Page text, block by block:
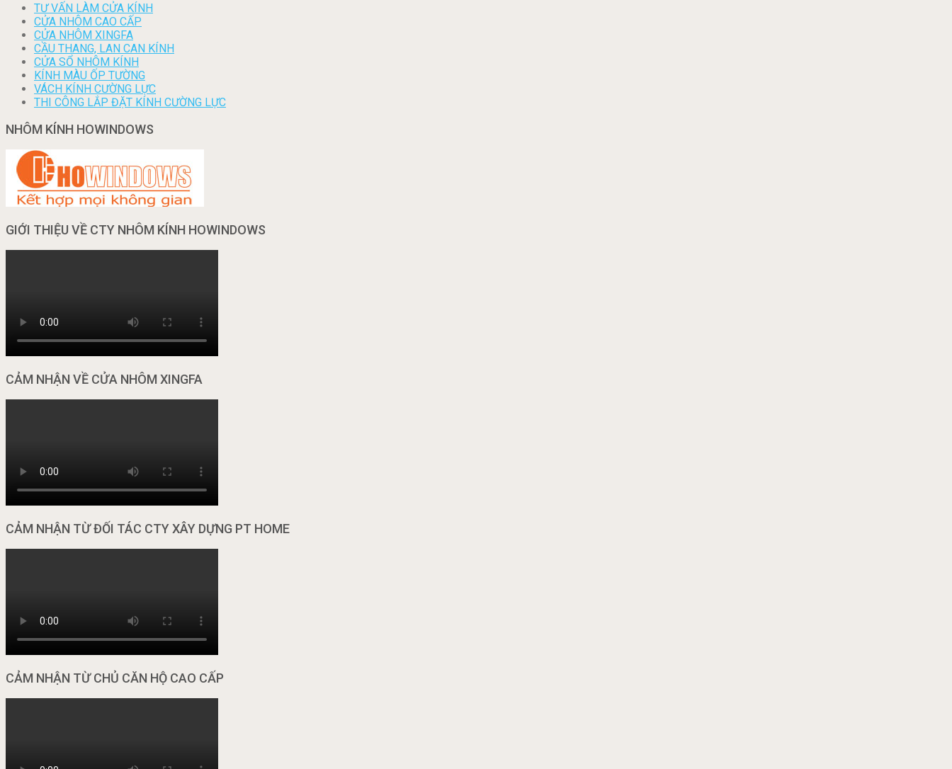
TƯ VẤN LÀM CỬA KÍNH
CỬA NHÔM CAO CẤP
CỬA NHÔM XINGFA
CẦU THANG, LAN CAN KÍNH
CỬA SỔ NHÔM KÍNH
KÍNH MÀU ỐP TƯỜNG
VÁCH KÍNH CƯỜNG LỰC
THI CÔNG LẮP ĐẶT KÍNH CƯỜNG LỰC
NHÔM KÍNH HOWINDOWS
GIỚI THIỆU VỀ CTY NHÔM KÍNH HOWINDOWS
CẢM NHẬN VỀ CỬA NHÔM XINGFA
CẢM NHẬN TỪ ĐỐI TÁC CTY XÂY DỰNG PT HOME
CẢM NHẬN TỪ CHỦ CĂN HỘ CAO CẤP